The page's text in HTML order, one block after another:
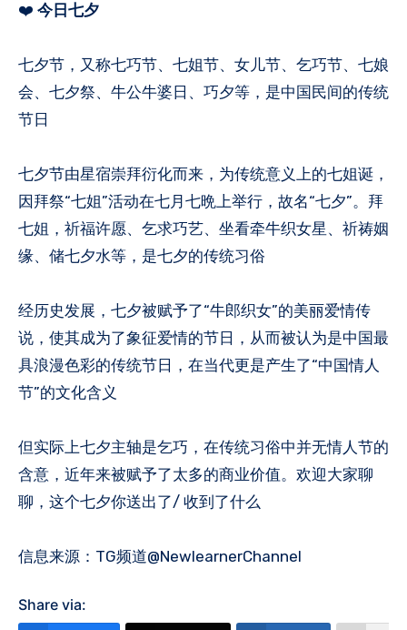
今日七夕
七夕节，又称七巧节、七姐节、女儿节、乞巧节、七娘
会、七夕祭、牛公牛婆日、巧夕等，是中国民间的传统
节日
七夕节由星宿崇拜衍化而来，为传统意义上的七姐诞，
因拜祭“七姐”活动在七月七晩上举行，故名“七夕”。拜
七姐，祈福许愿、乞求巧艺、坐看牵牛织女星、祈祷姻
缘、储七夕水等，是七夕的传统习俗
经历史发展，七夕被赋予了“牛郎织女”的美丽爱情传
说，使其成为了象征爱情的节日，从而被认为是中国最
具浪漫色彩的传统节日，在当代更是产生了“中国情人
节”的文化含义
但实际上七夕主轴是乞巧，在传统习俗中并无情人节的
含意，近年来被赋予了太多的商业价值。欢迎大家聊
聊，这个七夕你送出了/ 收到了什么
信息来源：TG频道@NewlearnerChannel
Share via: